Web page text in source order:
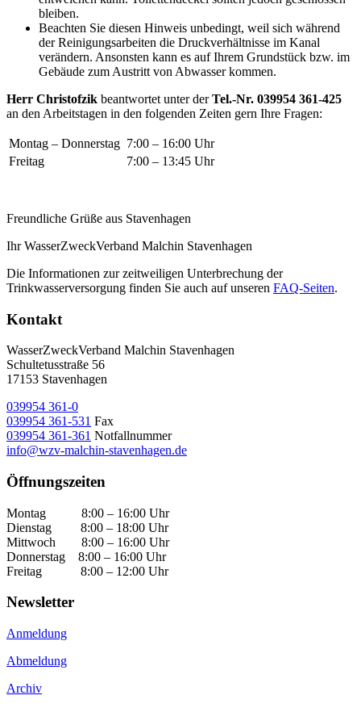
bleiben.
Beachten Sie diesen Hinweis unbedingt, weil sich während
der Reinigungsarbeiten die Druckverhältnisse im Kanal
verändern. Ansonsten kann es auf Ihrem Grundstück bzw. im
Gebäude zum Austritt von Abwasser kommen.
Herr Christofzik beantwortet unter derTel.-Nr. 039954 361-425
an den Arbeitstagen in den folgenden Zeiten gern Ihre Fragen:
Montag – Donnerstag 7:00 – 16:00 Uhr
Freitag
7:00 – 13:45 Uhr
Freundliche Grüße aus Stavenhagen
Ihr WasserZweckVerband Malchin Stavenhagen
Die Informationen zur zeitweiligen Unterbrechung der
Trinkwasserversorgung finden Sie auch auf unseren FAQ-Seiten.
Kontakt
WasserZweckVerband­ Malchin Stavenhagen
Schultetusstraße 56
17153 Stavenhagen
039954 361-0
039954 361-531 Fax
039954 361-361 Notfallnummer
info@wzv-malchin-stavenhagen.de
Öffnungszeiten
Montag 8:00 – 16:00 Uhr
Dienstag 8:00 – 18:00 Uhr
Mittwoch 8:00 – 16:00 Uhr
Donnerstag 8:00 – 16:00 Uhr
Freitag 8:00 – 12:00 Uhr
Newsletter
Anmeldung
Abmeldung
Archiv